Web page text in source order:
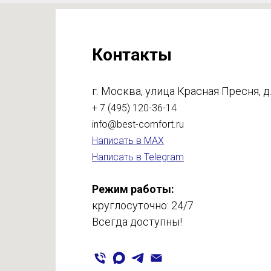
Контакты
г. Москва, улица Красная Пресня,
+ 7 (495) 120-36-14
info@best-comfort.ru
Написать в MAX
Написать в Telegram
Режим работы:
круглосуточно: 24/7
Всегда доступны!